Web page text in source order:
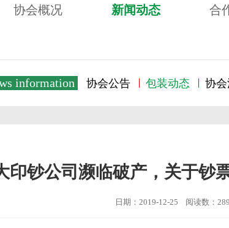
协会概况 新闻动态 合
information 协会公告 包装动态 协
印钞公司濒临破产，关于钞
日期：2019-12-25 阅读数：289